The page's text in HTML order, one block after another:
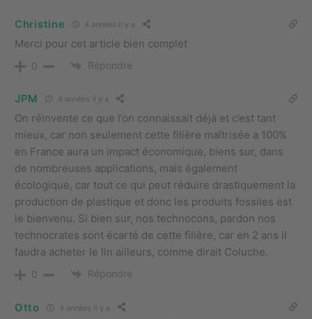
Christine 4 années il y a
Merci pour cet article bien complet
0 Répondre
JPM 4 années il y a
On réinvente ce que l’on connaissait déjà et c’est tant
mieux, car non seulement cette filière maîtrisée a 100%
en France aura un impact économique, biens sur, dans
de nombreuses applications, mais également
écologique, car tout ce qui peut réduire drastiquement la
production de plastique et donc les produits fossiles est
le bienvenu. Si bien sur, nos technocons, pardon nos
technocrates sont écarté de cette filière, car en 2 ans il
faudra acheter le lin ailleurs, comme dirait Coluche.
0 Répondre
Otto 4 années il y a